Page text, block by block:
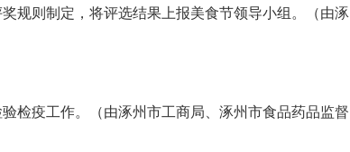
规则制定，将评选结果上报美食节领导小组。（由涿
检疫工作。（由涿州市工商局、涿州市食品药品监督